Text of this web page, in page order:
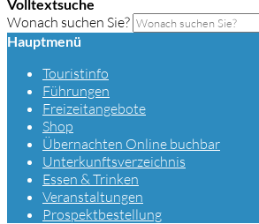
Volltextsuche
Wonach suchen Sie?
Hauptmenü
Touristinfo
Führungen
Freizeitangebote
Shop
Übernachten Online buchbar
Unterkunftsverzeichnis
Essen & Trinken
Veranstaltungen
Prospektbestellung